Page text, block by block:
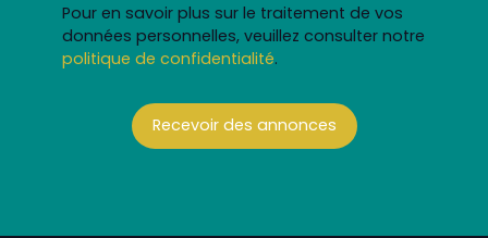
Pour en savoir plus sur le traitement de vos
données personnelles, veuillez consulter notre
politique de confidentialité.
Recevoir des annonces